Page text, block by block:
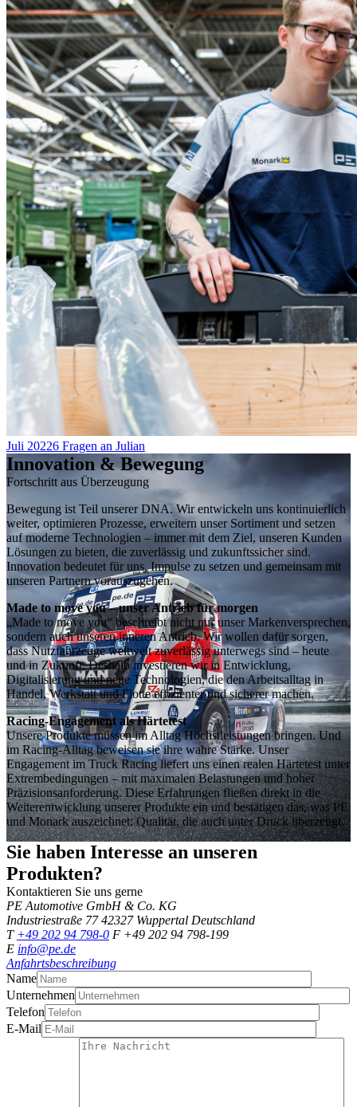
Juli 20226 Fragen an Julian
Innovation & Bewegung
Fortschritt aus Überzeugung
Bewegung ist Teil unserer DNA. Wir entwickeln uns kontinuierlich
weiter, optimieren Prozesse, erweitern unser Sortiment und setzen
auf moderne Technologien – immer mit dem Ziel, unseren Kunden
Lösungen zu bieten, die zuverlässig und zukunftssicher sind.
Innovation bedeutet für uns, Impulse zu setzen und gemeinsam mit
unseren Partnern vorauszugehen.
Made to move you – unser Antrieb für morgen
„Made to move you“ beschreibt nicht nur unser Markenversprechen,
sondern auch unseren inneren Antrieb. Wir wollen dafür sorgen,
dass Nutzfahrzeuge weltweit zuverlässig unterwegs sind – heute
und in Zukunft. Deshalb investieren wir in Entwicklung,
Digitalisierung und neue Technologien, die den Arbeitsalltag in
Handel, Werkstatt und Flotte effizienter und sicherer machen.
Racing-Engagement als Härtetest
Unsere Produkte müssen im Alltag Höchstleistungen bringen. Und
im Racing-Alltag beweisen sie ihre wahre Stärke. Unser
Engagement im Truck Racing liefert uns einen realen Härtetest unter
Extrembedingungen – mit maximalen Belastungen und hoher
Präzisionsanforderung. Diese Erfahrungen fließen direkt in die
Weiterentwicklung unserer Produkte ein und bestätigen das, was PE
und Monark auszeichnet: Qualität, die auch unter Druck überzeugt.
Sie haben Interesse an unseren
Produkten?
Kontaktieren Sie uns gerne
PE Automotive GmbH & Co. KG
Industriestraße 77 42327 Wuppertal Deutschland
T +49 202 94 798-0 F +49 202 94 798-199
E info@pe.de
Anfahrtsbeschreibung
Name
Unternehmen
Telefon
E-Mail